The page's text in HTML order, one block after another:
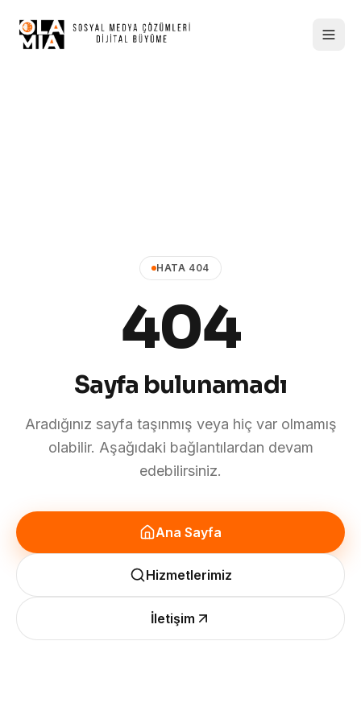
HATA 404
404
Sayfa bulunamadı
Aradığınız sayfa taşınmış veya hiç var olmamış
olabilir. Aşağıdaki bağlantılardan devam
edebilirsiniz.
Ana Sayfa
Hizmetlerimiz
İletişim